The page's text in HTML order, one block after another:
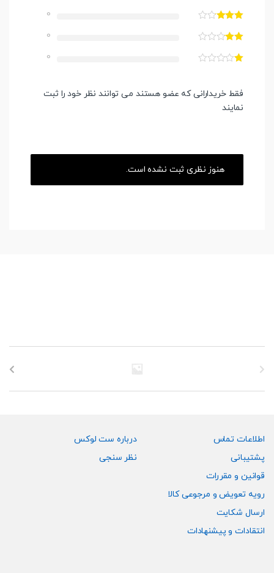
0
0
0
فقط خریدارانی که عضو هستند می توانند نظر خود را ثبت
نمایند
هنوز نظری ثبت نشده است.
اطلاعات تماس
پشتیبانی
قوانین و مقررات
رویه تعویض و مرجوعی کالا
ارسال شکایت
انتقادات و پیشنهادات
درباره ست لوکس
نظر سنجی